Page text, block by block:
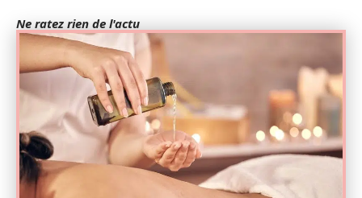
Ne ratez rien de l'actu